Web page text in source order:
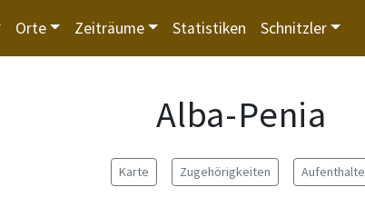
Orte Zeiträume Statistiken Schnitzler
Alba-Penia
Karte Zugehörigkeiten Aufenthalte